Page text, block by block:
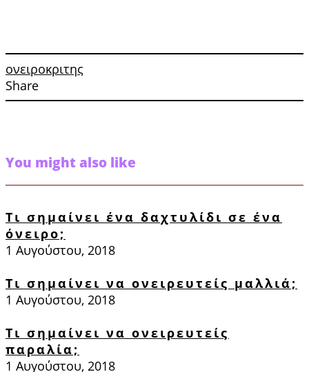
ονειροκριτης
Share
You might also like
Τι σημαίνει ένα δαχτυλίδι σε ένα
όνειρο;
1 Αυγούστου, 2018
Τι σημαίνει να ονειρευτείς μαλλιά;
1 Αυγούστου, 2018
Τι σημαίνει να ονειρευτείς
παραλία;
1 Αυγούστου, 2018